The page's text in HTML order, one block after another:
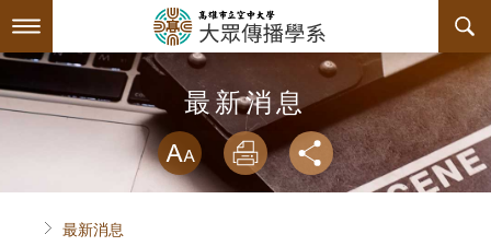
到
要
容
關於本系
系主任介紹
師資陣容
課程規劃
最新消息
略過字型切
放大
列印 分享
首頁最新消息